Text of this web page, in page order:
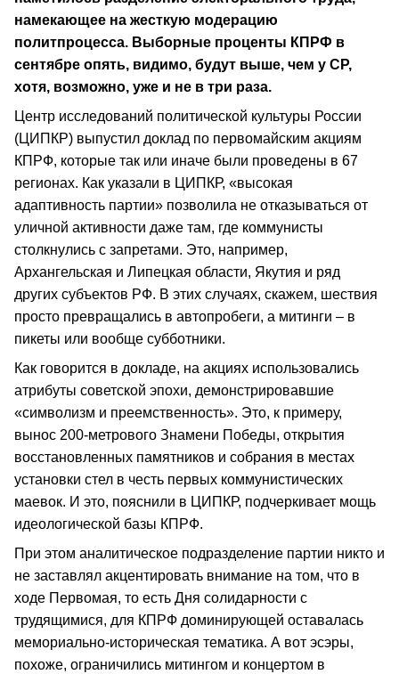
намекающее на жесткую модерацию
политпроцесса. Выборные проценты КПРФ в
сентябре опять, видимо, будут выше, чем у СР,
хотя, возможно, уже и не в три раза.
Центр исследований политической культуры России
(ЦИПКР) выпустил доклад по первомайским акциям
КПРФ, которые так или иначе были проведены в 67
регионах. Как указали в ЦИПКР, «высокая
адаптивность партии» позволила не отказываться от
уличной активности даже там, где коммунисты
столкнулись с запретами. Это, например,
Архангельская и Липецкая области, Якутия и ряд
других субъектов РФ. В этих случаях, скажем, шествия
просто превращались в автопробеги, а митинги – в
пикеты или вообще субботники.
Как говорится в докладе, на акциях использовались
атрибуты советской эпохи, демонстрировавшие
«символизм и преемственность». Это, к примеру,
вынос 200-метрового Знамени Победы, открытия
восстановленных памятников и собрания в местах
установки стел в честь первых коммунистических
маевок. И это, пояснили в ЦИПКР, подчеркивает мощь
идеологической базы КПРФ.
При этом аналитическое подразделение партии никто и
не заставлял акцентировать внимание на том, что в
ходе Первомая, то есть Дня солидарности с
трудящимися, для КПРФ доминирующей оставалась
мемориально-историческая тематика. А вот эсэры,
похоже, ограничились митингом и концертом в